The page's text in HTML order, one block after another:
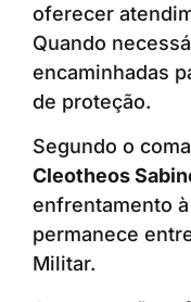
oferecer
Quando
encaminhadas
de proteção.
Segundo o
Cleotheos
enfrentamento
permanece
Militar.